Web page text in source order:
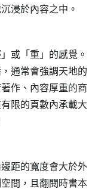
浸於內容之中。
或「重」的感覺。
通常會強調天地的
作、內容厚重的商
限的頁數內承載大
距的寬度會大於外
間，且翻閱時書本